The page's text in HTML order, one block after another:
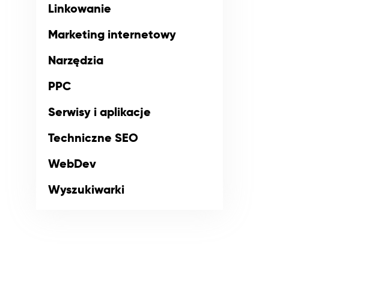
Linkowanie
Marketing internetowy
Narzędzia
PPC
Serwisy i aplikacje
Techniczne SEO
WebDev
Wyszukiwarki